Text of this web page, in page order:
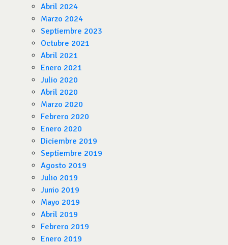
Abril 2024
Marzo 2024
Septiembre 2023
Octubre 2021
Abril 2021
Enero 2021
Julio 2020
Abril 2020
Marzo 2020
Febrero 2020
Enero 2020
Diciembre 2019
Septiembre 2019
Agosto 2019
Julio 2019
Junio 2019
Mayo 2019
Abril 2019
Febrero 2019
Enero 2019